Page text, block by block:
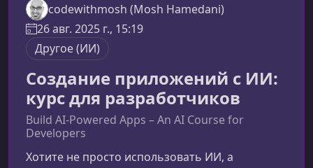
codewithmosh (Mosh Hamedani)
26 авг. 2025 г., 15:19
Другое (ИИ)
Создание приложений с ИИ:
курс для разработчиков
Build AI-Powered Apps – An AI Course for
Developers
Хотите не просто использовать ИИ, а